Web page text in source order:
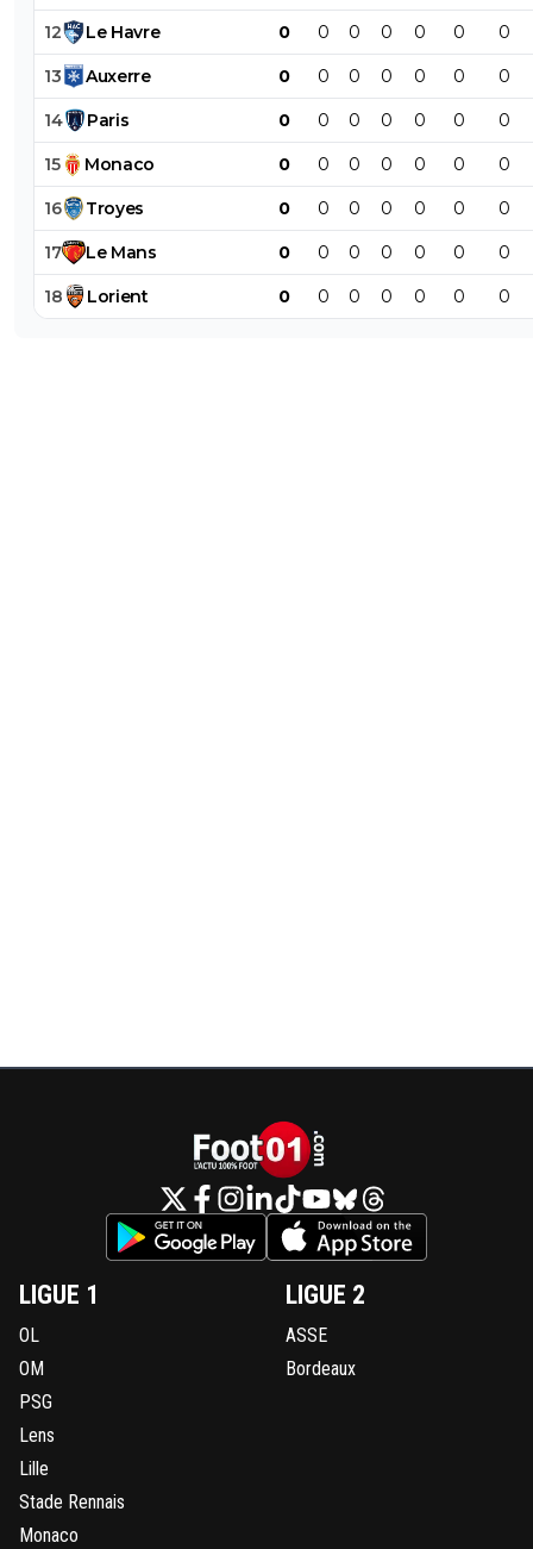
12 Le Havre 0 0 0 0 0 0 0
13 Auxerre 0 0 0 0 0 0 0
14 Paris 0 0 0 0 0 0 0
15 Monaco 0 0 0 0 0 0 0
16 Troyes 0 0 0 0 0 0 0
17 Le Mans 0 0 0 0 0 0 0
18 Lorient 0 0 0 0 0 0 0
LIGUE 1
OL
OM
PSG
Lens
Lille
Stade Rennais
Monaco
LIGUE 2
ASSE
Bordeaux